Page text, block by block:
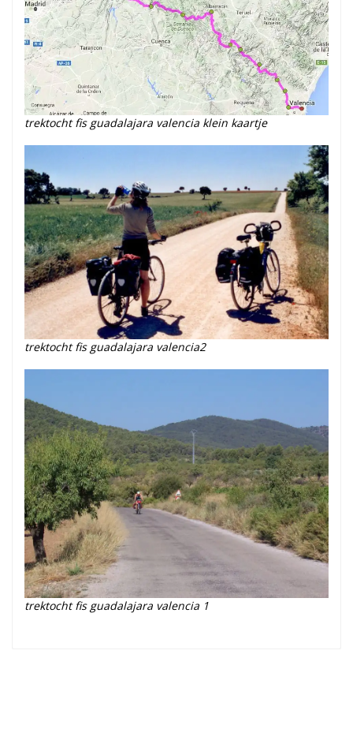
trektocht fis guadalajara valencia klein kaartje
trektocht fis guadalajara valencia2
trektocht fis guadalajara valencia 1